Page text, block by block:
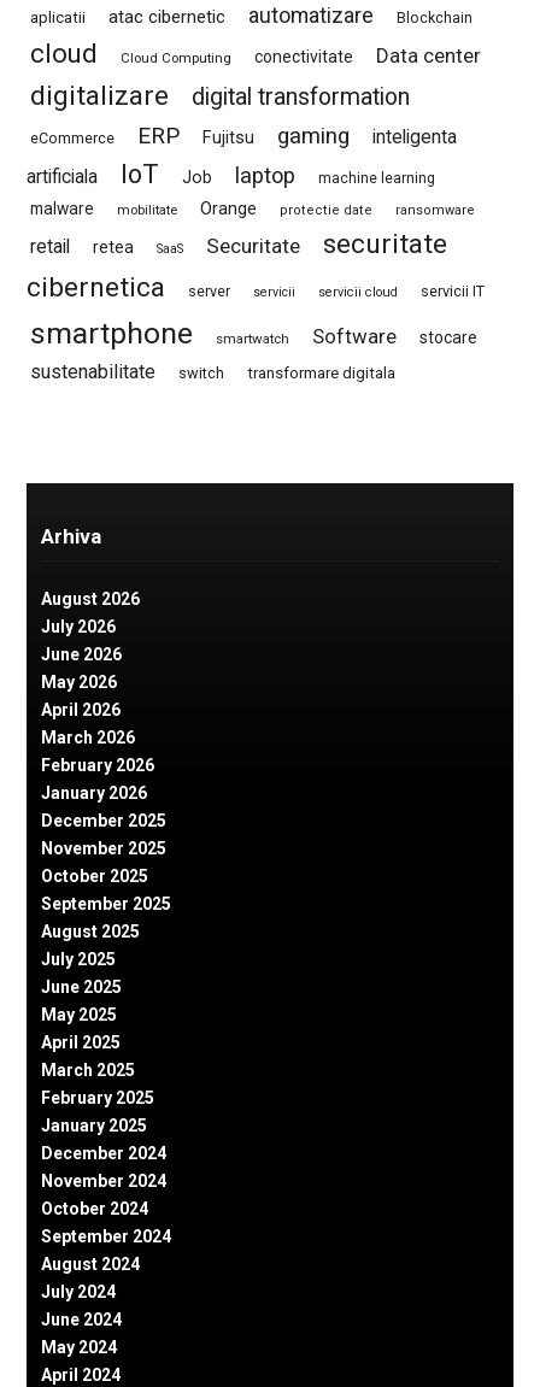
aplicatii atac cibernetic automatizare Blockchain
cloud Cloud Computing conectivitate Data center
digitalizare digital transformation
eCommerce ERP Fujitsu gaming
inteligenta
artificiala
IoT Job laptop machine learning
malware mobilitate Orange protectie date ransomware
retail retea SaaS Securitate
securitate
cibernetica
server servicii servicii cloud servicii IT
smartphone smartwatch Software stocare
sustenabilitate switch transformare digitala
Arhiva
August 2026
July 2026
June 2026
May 2026
April 2026
March 2026
February 2026
January 2026
December 2025
November 2025
October 2025
September 2025
August 2025
July 2025
June 2025
May 2025
April 2025
March 2025
February 2025
January 2025
December 2024
November 2024
October 2024
September 2024
August 2024
July 2024
June 2024
May 2024
April 2024